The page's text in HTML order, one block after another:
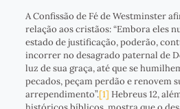
A Confissão de Fé de Westminster
relação aos cristãos: “Embora eles
estado de justificação, poderão,
incorrer no desagrado paternal de
luz de sua graça, até que se
pecados, peçam perdão e renovem
arrependimento”.[1] Hebreus 12,